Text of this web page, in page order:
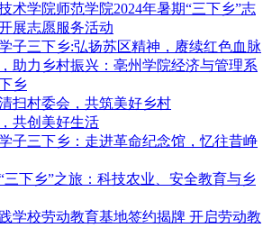
术学院师范学院2024年暑期“三下乡”志
展志愿服务活动
子三下乡:弘扬苏区精神，赓续红色血脉
助力乡村振兴：亳州学院经济与管理系
乡
扫村委会，共筑美好乡村
共创美好生活
子三下乡：走进革命纪念馆，忆往昔峥
三下乡”之旅：科技农业、安全教育与乡
学校劳动教育基地签约揭牌 开启劳动教